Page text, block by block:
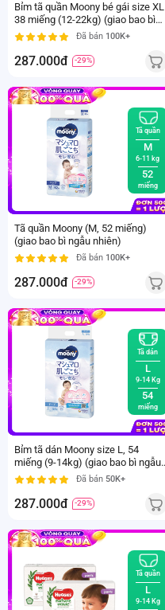
Bỉm tã quần Moony bé gái size XL
38 miếng (12-22kg) (giao bao bì
ngẫu nhiên)
Đã bán 100K+
287.000đ -29%
Tã quần
M
6-11 kg
52
miếng
Tã quần Moony (M, 52 miếng)
(giao bao bì ngẫu nhiên)
Đã bán 100K+
287.000đ -29%
Tã dán
L
9-14 Kg
54
miếng
Bỉm tã dán Moony size L, 54
miếng (9-14kg) (giao bao bì ngẫu
nhiên)
Đã bán 50K+
287.000đ -29%
Tã quần
L
9-14 Kg